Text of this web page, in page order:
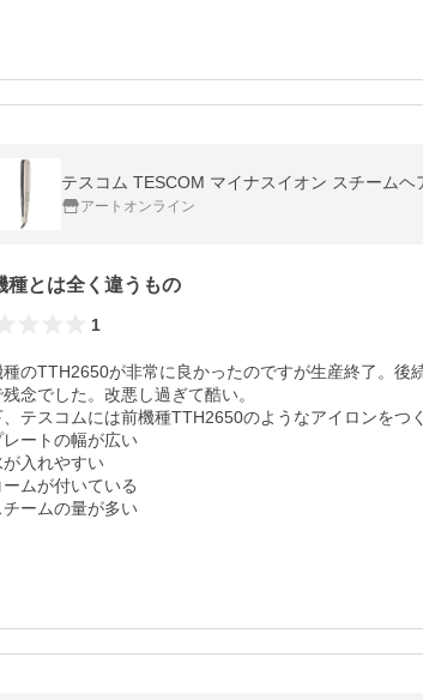
テスコム TESCOM マイナスイオン スチーム
アートオンライン
種とは全く違うもの
1
種のTTH2650が非常に良かったのですが生産終了。後
念でした。改悪し過ぎて酷い。
、テスコムには前機種TTH2650のようなアイロンをつ
レートの幅が広い
が入れやすい
ームが付いている
チームの量が多い